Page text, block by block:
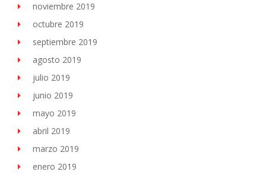
noviembre 2019
octubre 2019
septiembre 2019
agosto 2019
julio 2019
junio 2019
mayo 2019
abril 2019
marzo 2019
enero 2019